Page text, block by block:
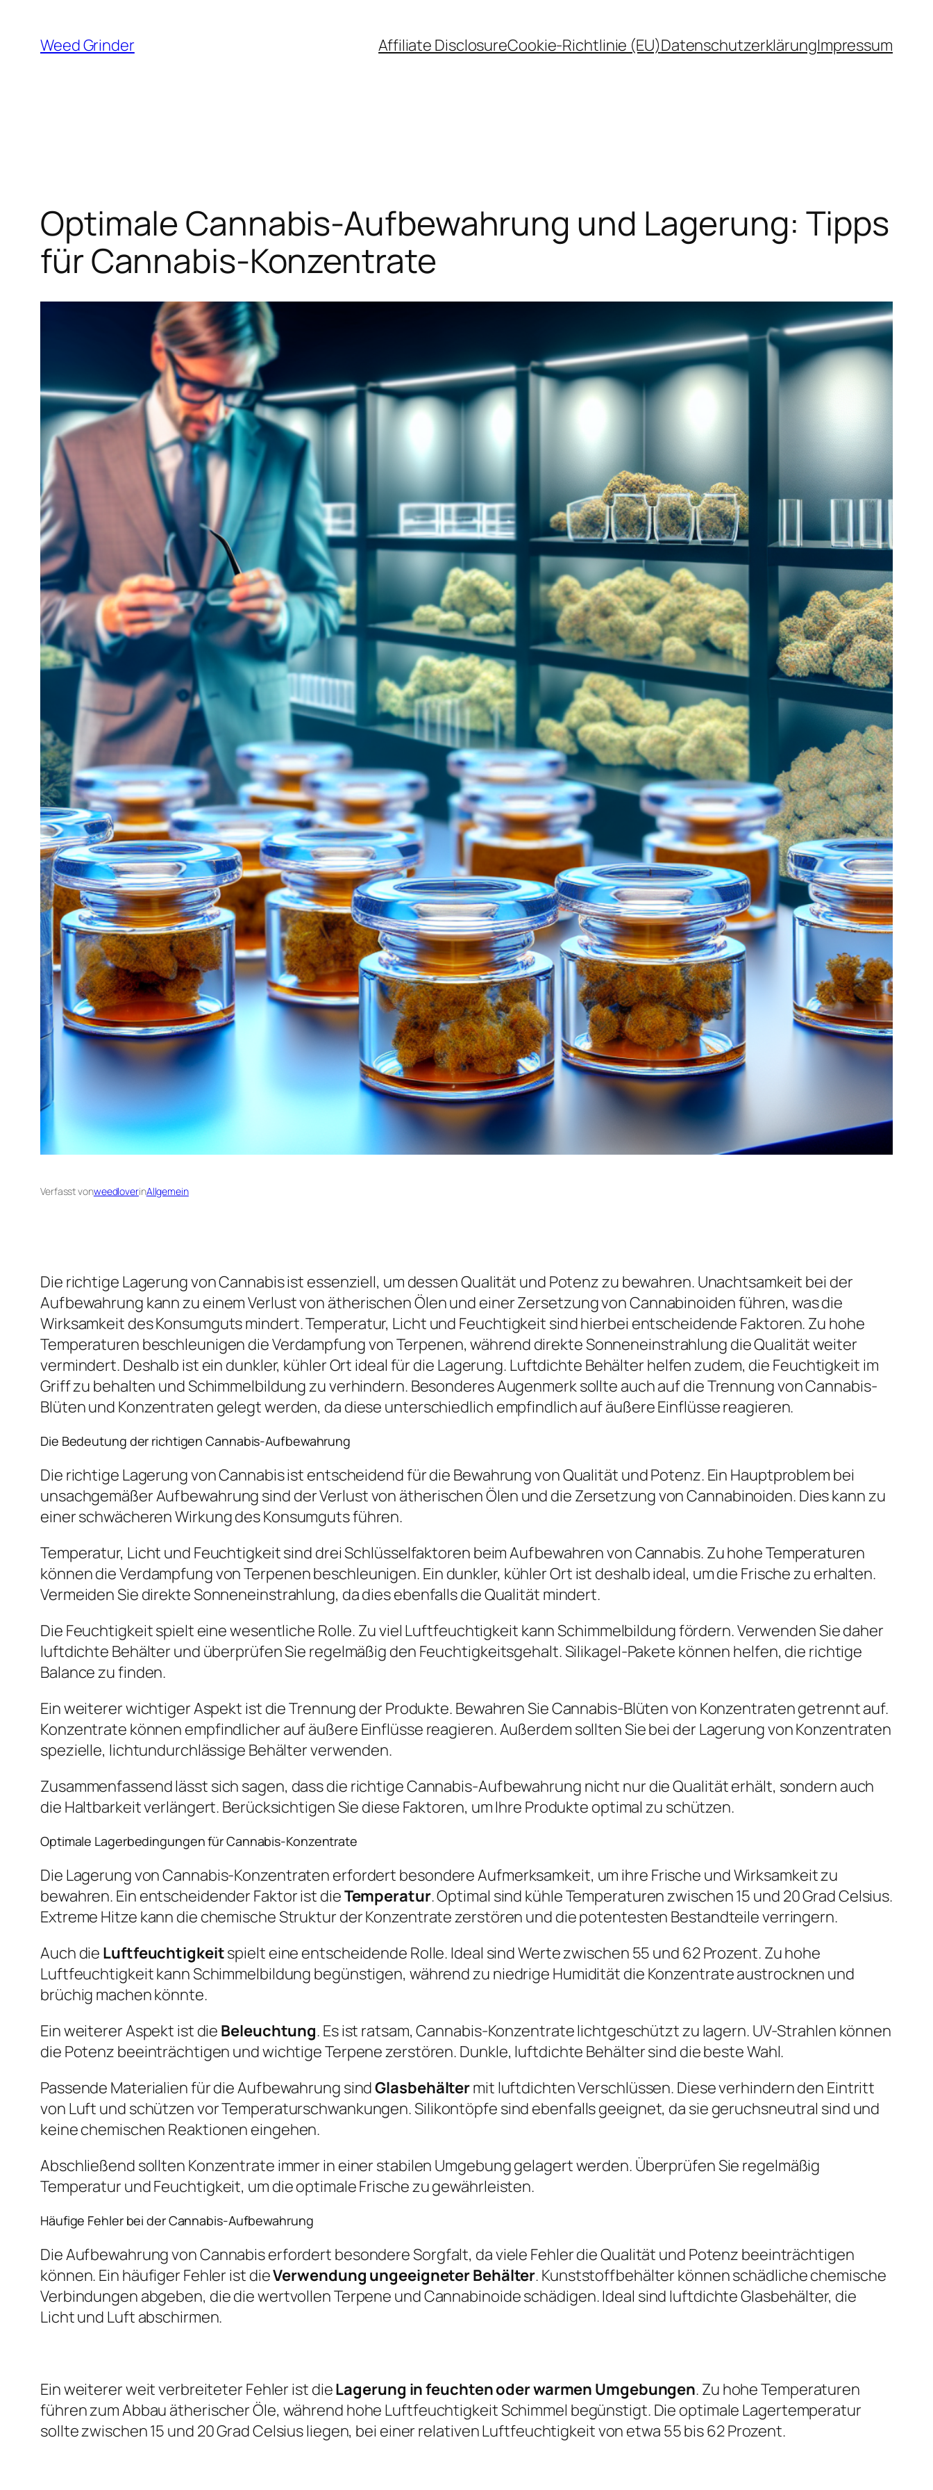
Inhalt
springen
Weed Grinder Affiliate DisclosureCookie-Richtlinie (EU)DatenschutzerklärungImpressum
Optimale Cannabis-Aufbewahrung und Lagerung: Tipps
für Cannabis-Konzentrate
Verfasst vonweedloverinAllgemein
Die richtige Lagerung von Cannabis ist essenziell, um dessen Qualität und Potenz zu bewahren. Unachtsamkeit bei der
Aufbewahrung kann zu einem Verlust von ätherischen Ölen und einer Zersetzung von Cannabinoiden führen, was die
Wirksamkeit des Konsumguts mindert. Temperatur, Licht und Feuchtigkeit sind hierbei entscheidende Faktoren. Zu hohe
Temperaturen beschleunigen die Verdampfung von Terpenen, während direkte Sonneneinstrahlung die Qualität weiter
vermindert. Deshalb ist ein dunkler, kühler Ort ideal für die Lagerung. Luftdichte Behälter helfen zudem, die Feuchtigkeit im
Griff zu behalten und Schimmelbildung zu verhindern. Besonderes Augenmerk sollte auch auf die Trennung von Cannabis-
Blüten und Konzentraten gelegt werden, da diese unterschiedlich empfindlich auf äußere Einflüsse reagieren.
Die Bedeutung der richtigen Cannabis-Aufbewahrung
Die richtige Lagerung von Cannabis ist entscheidend für die Bewahrung von Qualität und Potenz. Ein Hauptproblem bei
unsachgemäßer Aufbewahrung sind der Verlust von ätherischen Ölen und die Zersetzung von Cannabinoiden. Dies kann zu
einer schwächeren Wirkung des Konsumguts führen.
Temperatur, Licht und Feuchtigkeit sind drei Schlüsselfaktoren beim Aufbewahren von Cannabis. Zu hohe Temperaturen
können die Verdampfung von Terpenen beschleunigen. Ein dunkler, kühler Ort ist deshalb ideal, um die Frische zu erhalten.
Vermeiden Sie direkte Sonneneinstrahlung, da dies ebenfalls die Qualität mindert.
Die Feuchtigkeit spielt eine wesentliche Rolle. Zu viel Luftfeuchtigkeit kann Schimmelbildung fördern. Verwenden Sie daher
luftdichte Behälter und überprüfen Sie regelmäßig den Feuchtigkeitsgehalt. Silikagel-Pakete können helfen, die richtige
Balance zu finden.
Ein weiterer wichtiger Aspekt ist die Trennung der Produkte. Bewahren Sie Cannabis-Blüten von Konzentraten getrennt auf.
Konzentrate können empfindlicher auf äußere Einflüsse reagieren. Außerdem sollten Sie bei der Lagerung von Konzentraten
spezielle, lichtundurchlässige Behälter verwenden.
Zusammenfassend lässt sich sagen, dass die richtige Cannabis-Aufbewahrung nicht nur die Qualität erhält, sondern auch
die Haltbarkeit verlängert. Berücksichtigen Sie diese Faktoren, um Ihre Produkte optimal zu schützen.
Optimale Lagerbedingungen für Cannabis-Konzentrate
Die Lagerung von Cannabis-Konzentraten erfordert besondere Aufmerksamkeit, um ihre Frische und Wirksamkeit zu
bewahren. Ein entscheidender Faktor ist dieTemperatur. Optimal sind kühle Temperaturen zwischen 15 und 20 Grad Celsius.
Extreme Hitze kann die chemische Struktur der Konzentrate zerstören und die potentesten Bestandteile verringern.
Auch die Luftfeuchtigkeitspielt eine entscheidende Rolle. Ideal sind Werte zwischen 55 und 62 Prozent. Zu hohe
Luftfeuchtigkeit kann Schimmelbildung begünstigen, während zu niedrige Humidität die Konzentrate austrocknen und
brüchig machen könnte.
Ein weiterer Aspekt ist die Beleuchtung. Es ist ratsam, Cannabis-Konzentrate lichtgeschützt zu lagern. UV-Strahlen können
die Potenz beeinträchtigen und wichtige Terpene zerstören. Dunkle, luftdichte Behälter sind die beste Wahl.
Passende Materialien für die Aufbewahrung sindGlasbehältermit luftdichten Verschlüssen. Diese verhindern den Eintritt
von Luft und schützen vor Temperaturschwankungen. Silikontöpfe sind ebenfalls geeignet, da sie geruchsneutral sind und
keine chemischen Reaktionen eingehen.
Abschließend sollten Konzentrate immer in einer stabilen Umgebung gelagert werden. Überprüfen Sie regelmäßig
Temperatur und Feuchtigkeit, um die optimale Frische zu gewährleisten.
Häufige Fehler bei der Cannabis-Aufbewahrung
Die Aufbewahrung von Cannabis erfordert besondere Sorgfalt, da viele Fehler die Qualität und Potenz beeinträchtigen
können. Ein häufiger Fehler ist dieVerwendung ungeeigneter Behälter. Kunststoffbehälter können schädliche chemische
Verbindungen abgeben, die die wertvollen Terpene und Cannabinoide schädigen. Ideal sind luftdichte Glasbehälter, die
Licht und Luft abschirmen.
Ein weiterer weit verbreiteter Fehler ist dieLagerung in feuchten oder warmen Umgebungen. Zu hohe Temperaturen
führen zum Abbau ätherischer Öle, während hohe Luftfeuchtigkeit Schimmel begünstigt. Die optimale Lagertemperatur
sollte zwischen 15 und 20 Grad Celsius liegen, bei einer relativen Luftfeuchtigkeit von etwa 55 bis 62 Prozent.